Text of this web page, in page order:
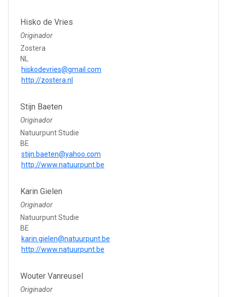
Hisko de Vries
Originador
Zostera
NL
hiskodevries@gmail.com
http://zostera.nl
Stijn Baeten
Originador
Natuurpunt Studie
BE
stijn.baeten@yahoo.com
http://www.natuurpunt.be
Karin Gielen
Originador
Natuurpunt Studie
BE
karin.gielen@natuurpunt.be
http://www.natuurpunt.be
Wouter Vanreusel
Originador